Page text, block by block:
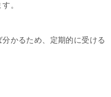
。
かるため、定期的に受ける